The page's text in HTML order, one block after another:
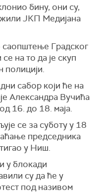
бину, они су,
ЈКП Медијана
саопштење Градског
на то да је скуп
полицији.
сабор који ће на
Александра Вучића
16. до 18. маја.
се за суботу у 18
председника
у Ниш.
у блокади
су да ће у
под називом